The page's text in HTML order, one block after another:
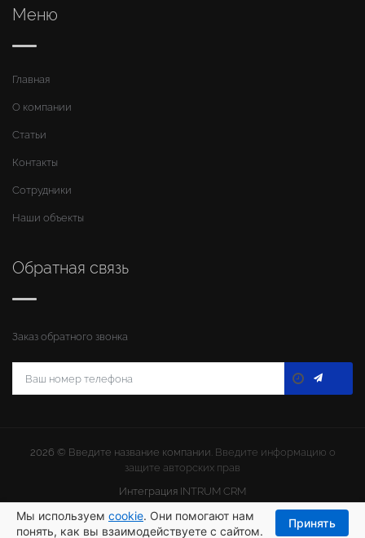
Мы используем cookie. Они помогают нам
понять, как вы взаимодействуете с сайтом.
Принять
Меню
Главная
О компании
Статьи
Контакты
Сотрудники
Наши объекты
Обратная связь
Заказ обратного звонка
2026 © Введите название компании. Введите информацию о
защите авторских прав
Интеграция INTRUM CRM